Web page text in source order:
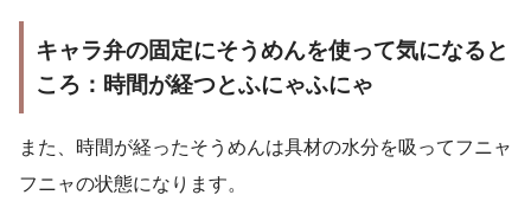
キャラ弁の固定にそうめんを使って気になると
ころ：時間が経つとふにゃふにゃ
また、時間が経ったそうめんは具材の水分を吸ってフニャ
フニャの状態になります。